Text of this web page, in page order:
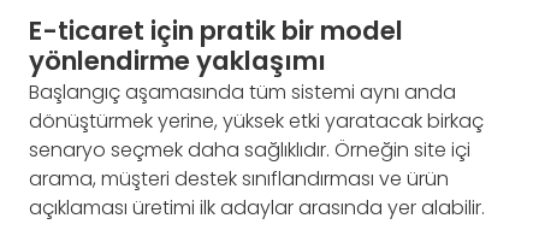
E-ticaret için pratik bir model
yönlendirme yaklaşımı
Başlangıç aşamasında tüm sistemi aynı anda
dönüştürmek yerine, yüksek etki yaratacak birkaç
senaryo seçmek daha sağlıklıdır. Örneğin site içi
arama, müşteri destek sınıflandırması ve ürün
açıklaması üretimi ilk adaylar arasında yer alabilir.